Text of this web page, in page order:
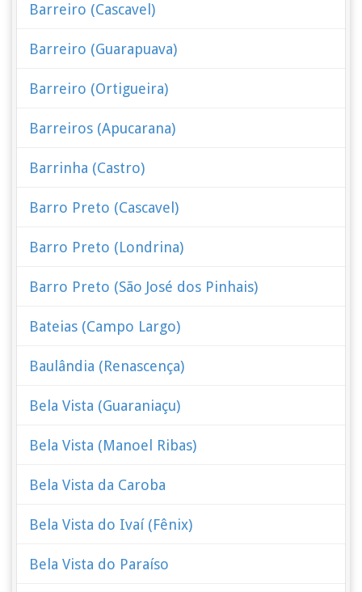
Barreiro (Cascavel)
Barreiro (Guarapuava)
Barreiro (Ortigueira)
Barreiros (Apucarana)
Barrinha (Castro)
Barro Preto (Cascavel)
Barro Preto (Londrina)
Barro Preto (São José dos Pinhais)
Bateias (Campo Largo)
Baulândia (Renascença)
Bela Vista (Guaraniaçu)
Bela Vista (Manoel Ribas)
Bela Vista da Caroba
Bela Vista do Ivaí (Fênix)
Bela Vista do Paraíso